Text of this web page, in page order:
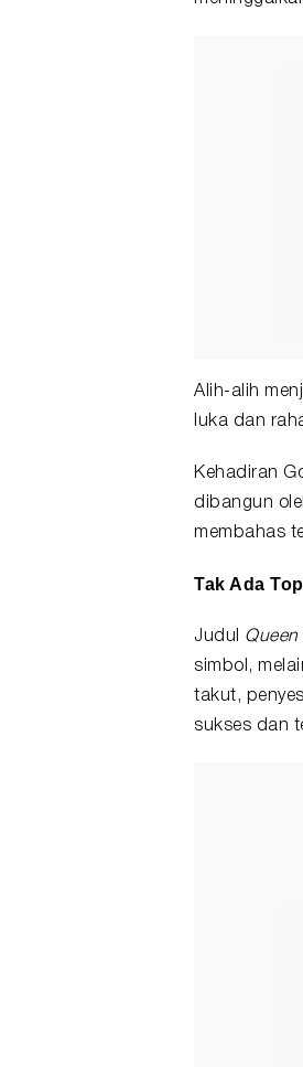
Alih-alih
luka dan
Kehadiran
dibangun
membahas
Tak Ada
Judul Queen
simbol,
takut,
sukses dan